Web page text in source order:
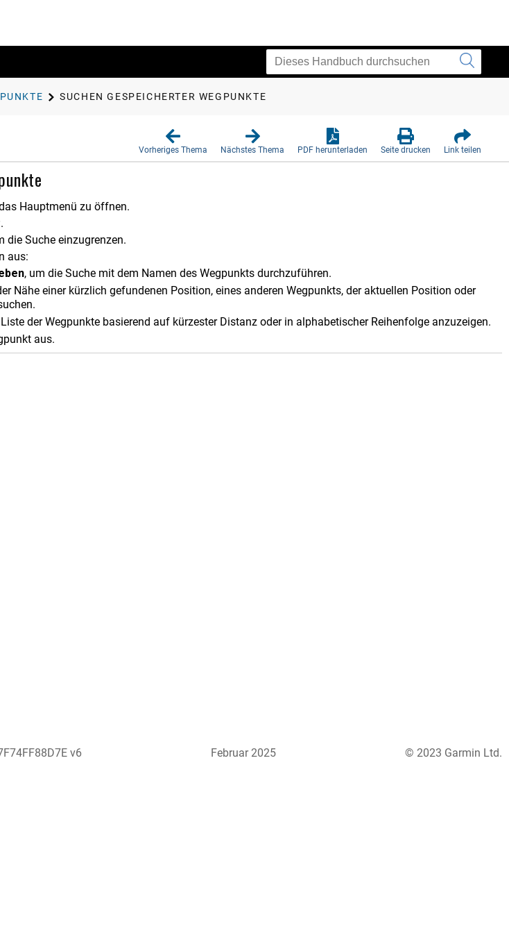
SUCHEN GESPEICHERTER WEGPUNKTE
Vorheriges Thema Nächstes Thema PDF herunterladen Seite drucken Link teilen
Hauptmenü zu öffnen.
.
die Suche einzugrenzen.
aus:
, um die Suche mit dem Namen des Wegpunkts durchzuführen.
Nähe einer kürzlich gefundenen Position, eines anderen Wegpunkts, der aktuellen Position oder
der Wegpunkte basierend auf kürzester Distanz oder in alphabetischer Reihenfolge anzuzeigen.
aus.
v6 Februar 2025 © 2023 Garmin Ltd.